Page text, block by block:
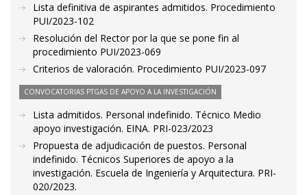
Lista definitiva de aspirantes admitidos. Procedimiento
PUI/2023-102
Resolución del Rector por la que se pone fin al
procedimiento PUI/2023-069
Criterios de valoración. Procedimiento PUI/2023-097
CONVOCATORIAS PTGAS DE APOYO A LA INVESTIGACIÓN
Lista admitidos. Personal indefinido. Técnico Medio
apoyo investigación. EINA. PRI-023/2023
Propuesta de adjudicación de puestos. Personal
indefinido. Técnicos Superiores de apoyo a la
investigación. Escuela de Ingeniería y Arquitectura. PRI-
020/2023.